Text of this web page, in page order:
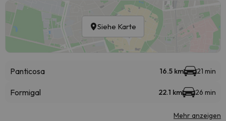
Siehe Karte
Panticosa 16.5 km 21 min
Formigal 22.1 km 26 min
Mehr anzeigen